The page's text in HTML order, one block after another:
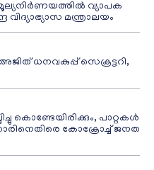
മൂല്യനിർണയത്തിൽ വ്യാപക
വിദ്യാഭ്യാസ മന്ത്രാലയം
അജിത് ധനവകുപ്പ് സെക്രട്ടറി,
കൊണ്ടേയിരിക്കും, പാറ്റകൾ
കോക്രോച്ച് ജനത